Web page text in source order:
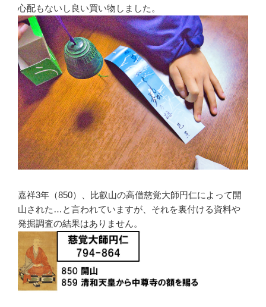
心配もないし良い買い物しました。
嘉祥3年（850）、比叡山の高僧慈覚大師円仁によって開
山された…と言われていますが、それを裏付ける資料や
発掘調査の結果はありません。